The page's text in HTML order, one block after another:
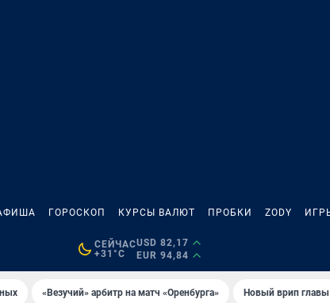
ГОРОСКОП КУРСЫ ВАЛЮТ ПРОБКИ ZODY
СЕЙЧАС
+31°C
USD 82,17
EUR 94,84
«Везучий» арбитр на матч «Оренбурга» Новый врип